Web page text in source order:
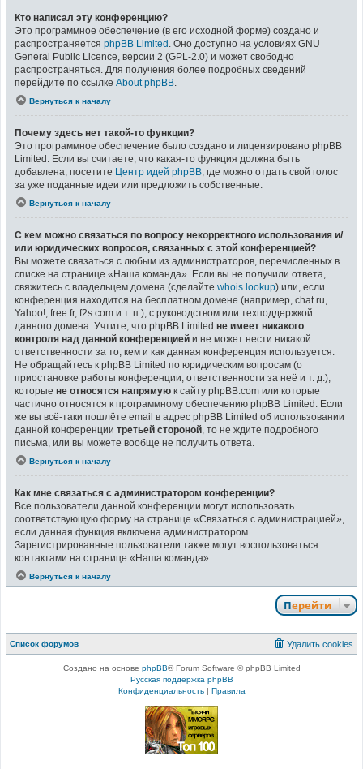
Кто написал эту конференцию?
Это программное обеспечение (в его исходной форме) создано и
распространяется phpBB Limited . Оно доступно на условиях GNU
General Public Licence, версии 2 (GPL-2.0) и может свободно
распространяться. Для получения более подробных сведений
перейдите по ссылке About phpBB
Вернуться к началу
Почему здесь нет такой-то функции?
Это программное обеспечение было создано и лицензировано phpBB
Limited. Если вы считаете, что какая-то функция должна быть
добавлена, посетите Центр идей phpBB , где можно отдать свой голос
за уже поданные идеи или предложить собственные.
Вернуться к началу
С кем можно связаться по вопросу некорректного использования и/
или юридических вопросов, связанных с этой конференцией?
Вы можете связаться с любым из администраторов, перечисленных в
списке на странице «Наша команда». Если вы не получили ответа,
свяжитесь с владельцем домена (сделайте whois lookup) или, если
конференция находится на бесплатном домене (например, chat.ru,
Yahoo!, free.fr, f2s.com и т. п.), с руководством или техподдержкой
данного домена. Учтите, что phpBB Limited не имеет никакого
контроля над данной конференцией и не может нести никакой
ответственности за то, кем и как данная конференция используется.
Не обращайтесь к phpBB Limited по юридическим вопросам (о
приостановке работы конференции, ответственности за неё и т. д.),
которые не относятся напрямую к сайту phpBB.com или которые
частично относятся к программному обеспечению phpBB Limited. Если
же вы всё-таки пошлёте email в адрес phpBB Limited об использовании
данной конференции третьей стороной , то не ждите подробного
письма, или вы можете вообще не получить ответа.
Вернуться к началу
Как мне связаться с администратором конференции?
Все пользователи данной конференции могут использовать
соответствующую форму на странице «Связаться с администрацией»,
если данная функция включена администратором.
Зарегистрированные пользователи также могут воспользоваться
контактами на странице «Наша команда».
Вернуться к началу
Перейти
Список форумов Удалить cookies
Создано на основе phpBB® Forum Software © phpBB Limited
Русская поддержка phpBB
Конфиденциальность| Правила